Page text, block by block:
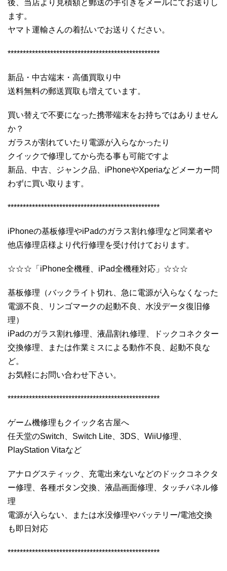
後、当店より見積額と郵送の手引きをメールにてお送りし
ます。
ヤマト運輸さんの着払いでお送りください。
**************************************************
新品・中古端末・高価買取り中
送料無料の郵送買取も増えています。
買い替えで不要になった携帯端末をお持ちではありません
か？
ガラスが割れていたり電源が入らなかったり
クイックで修理してから売る事も可能ですよ
新品、中古、ジャンク品、iPhoneやXperiaなどメーカー問
わずに買い取ります。
**************************************************
iPhoneの基板修理やiPadのガラス割れ修理など同業者や
他店修理店様より代行修理を受け付けております。
☆☆☆「iPhone全機種、iPad全機種対応」☆☆☆
基板修理（バックライト切れ、急に電源が入らなくなった
電源不良、リンゴマークの起動不良、水没データ復旧修
理）
iPadのガラス割れ修理、液晶割れ修理、ドックコネクター
交換修理、または作業ミスによる動作不良、起動不良な
ど。
お気軽にお問い合わせ下さい。
**************************************************
ゲーム機修理もクイック名古屋へ
任天堂のSwitch、Switch Lite、3DS、WiiU修理、
PlayStation Vitaなど
アナログスティック、充電出来ないなどのドックコネクタ
ー修理、各種ボタン交換、液晶画面修理、タッチパネル修
理
電源が入らない、または水没修理やバッテリー/電池交換
も即日対応
**************************************************